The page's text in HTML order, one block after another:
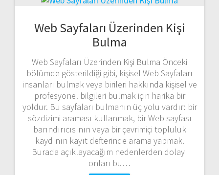
Web Sayfaları Üzerinden Kişi
Bulma
Web Sayfaları Üzerinden Kişi Bulma Önceki
bölümde gösterildiği gibi, kişisel Web Sayfaları
insanları bulmak veya birileri hakkında kişisel ve
profesyonel bilgileri bulmak için harika bir
yoldur. Bu sayfaları bulmanın üç yolu vardır: bir
sözdizimi araması kullanmak, bir Web sayfası
barındırıcısının veya bir çevrimiçi topluluk
kaydının kayıt defterinde arama yapmak.
Burada açıklayacağım nedenlerden dolayı
onları bu…